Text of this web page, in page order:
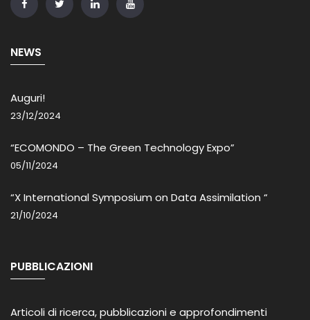
NEWS
Auguri!
23/12/2024
“ECOMONDO – The Green Technology Expo”
05/11/2024
“X International Symposium on Data Assimilation “
21/10/2024
PUBBLICAZIONI
Articoli di ricerca, pubblicazioni e approfondimenti